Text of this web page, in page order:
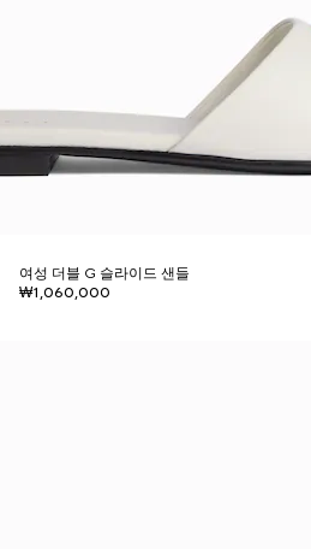
여성 더블 G 슬라이드 샌들
₩1,060,000